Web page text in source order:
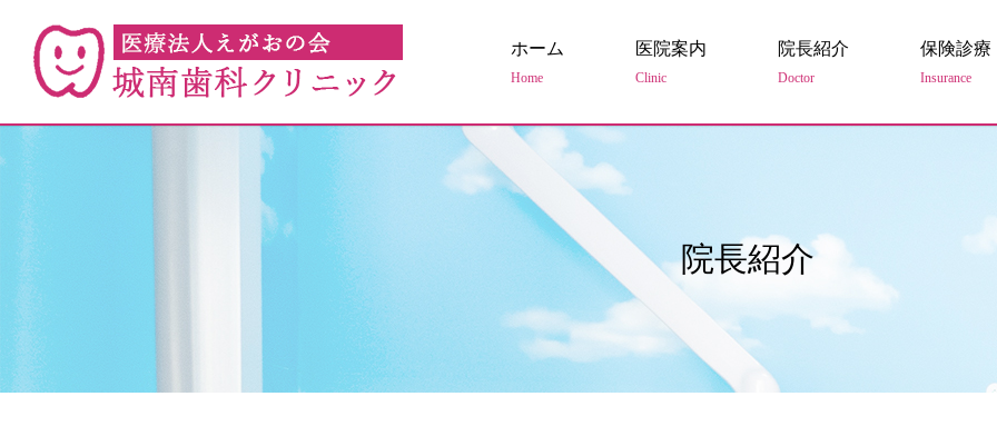
ホーム
Home
医院案内
Clinic
院長紹介
Doctor
保険診療
Insurance
院長紹介